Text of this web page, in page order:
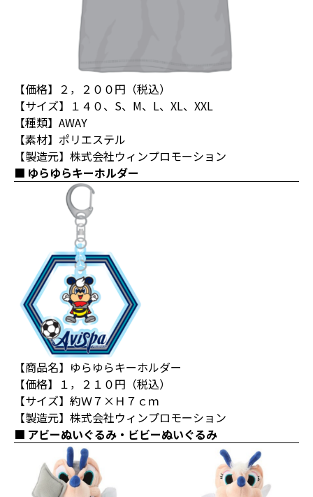
【価格】２，２００円（税込）
【サイズ】１４０、S、M、L、XL、XXL
【種類】AWAY
【素材】ポリエステル
【製造元】株式会社ウィンプロモーション
ゆらゆらキーホルダー
【商品名】ゆらゆらキーホルダー
【価格】１，２１０円（税込）
【サイズ】約Ｗ７×Ｈ７ｃｍ
【製造元】株式会社ウィンプロモーション
アビーぬいぐるみ・ビビーぬいぐるみ